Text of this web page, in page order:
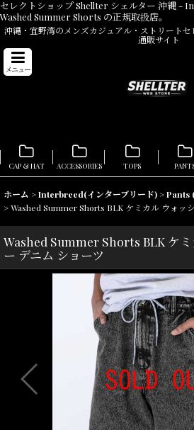
セレクトショップ Shellter シェルター 沖縄 -
Washed Summer Shorts の正規取扱店。
沖縄・宜野湾のメンズカジュアル・ストリートセ
通販サイト
メニュー
CAP & HAT ACCESSORIES TOPS
ホーム >Interbreed(インターブリード) >Pants
>Washed Summer Shorts BLK ケミカル ウォッ
Washed Summer Shorts BLK ケミ
ー デニム ショーツ